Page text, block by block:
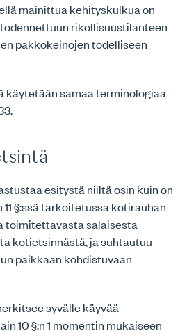
mainittua kehityskulkua on
rikollisuustilanteen
pakkokeinojen todelliseen
käytetään samaa terminologiaa
esitystä niiltä osin kuin on
§:ssä tarkoitetussa kotirauhan
toimitettavasta salaisesta
kotietsinnästä, ja suhtautuu
paikkaan kohdistuvaan
syvälle käyvää
10 §:n 1 momentin mukaiseen